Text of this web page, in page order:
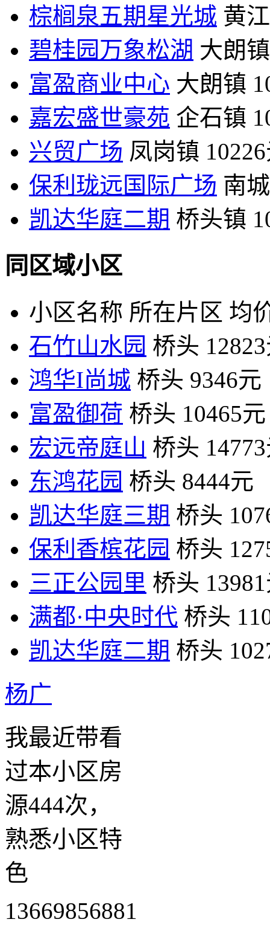
棕榈泉五期星光城 黄
碧桂园万象松湖 大朗镇
富盈商业中心 大朗镇
嘉宏盛世豪苑 企石镇
兴贸广场 凤岗镇
保利珑远国际广场 南
凯达华庭二期 桥头镇
同区域小区
小区名称 所在片区 均
石竹山水园 桥头
鸿华I尚城 桥头 9346元
富盈御荷 桥头 10465元
宏远帝庭山 桥头
东鸿花园 桥头 8444元
凯达华庭三期 桥头
保利香槟花园 桥头
三正公园里 桥头
满都·中央时代 桥头
凯达华庭二期 桥头
杨广
我最近带看
过本小区房
源444次，
熟悉小区特
色
13669856881